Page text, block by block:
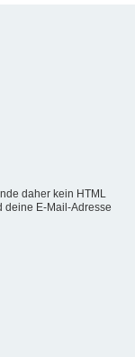
daher kein HTML
deine E-Mail-Adresse